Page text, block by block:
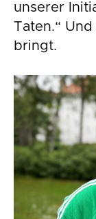
unserer
Taten.“
bringt.